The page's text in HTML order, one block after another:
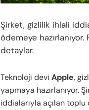
Şirket, gizlilik ihlali
ödemeye
detaylar.
Teknoloji devi Apple,
yapmaya hazırlanıyor.
iddialarıyla açılan